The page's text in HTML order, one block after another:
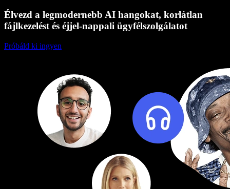
Élvezd a legmodernebb AI hangokat, korlátlan
fájlkezelést és éjjel-nappali ügyfélszolgálatot
Próbáld ki ingyen